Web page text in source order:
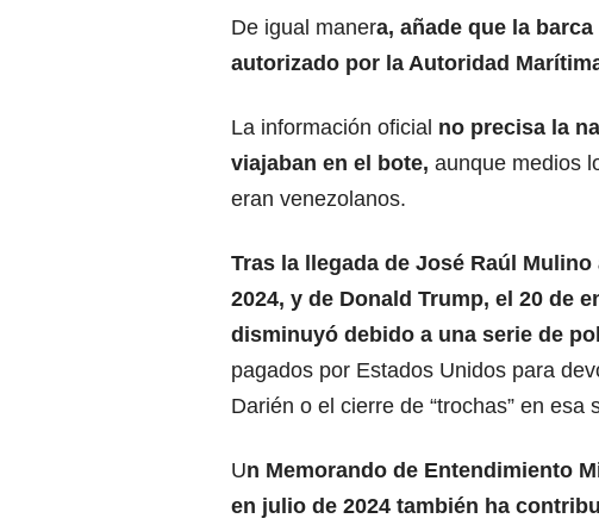
De igual manera, añade que la
autorizado por la Autoridad
La información oficial no precisa la
viajaban en el bote, aunque medios
eran venezolanos.
Tras la llegada de José Raúl
2024, y de Donald Trump, el 20 de
disminuyó debido a una serie de
pagados por Estados Unidos para
Darién o el cierre de “trochas” en esa
Un Memorando de Entendimiento
en julio de 2024 también ha